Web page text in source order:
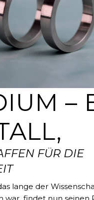
–
FÜR DIE
lange der
war, findet nun seinen